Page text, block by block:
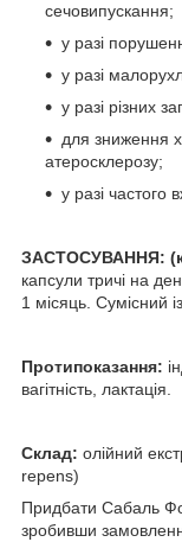
сечовипускання;
у разі
у разі
у разі різних
для зниження
атеросклерозу;
у разі частого
ЗАСТОСУВАННЯ:
капсули тричі на
1 місяць. Сумісний
Протипоказання:
вагітність, лактація.
Склад: олійний
repens)
Придбати Сабаль
зробивши